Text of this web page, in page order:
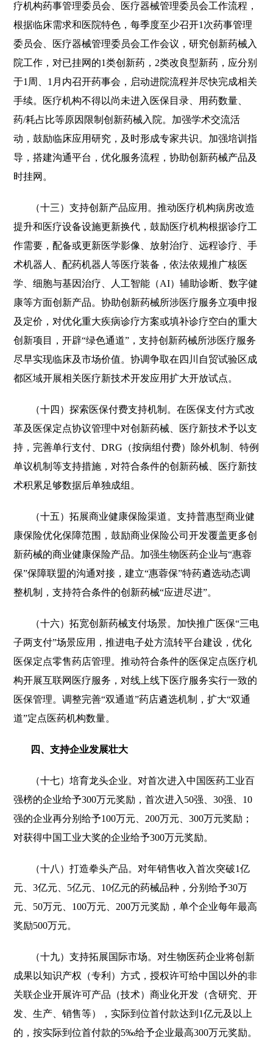
疗机构药事管理委员会、医疗器械管理委员会工作流程，
根据临床需求和医院特色，每季度至少召开1次药事管理
委员会、医疗器械管理委员会工作会议，研究创新药械入
院工作，对已挂网的1类创新药，2类改良型新药，应分别
于1周、1月内召开药事会，启动进院流程并尽快完成相关
手续。医疗机构不得以尚未进入医保目录、用药数量、
药/耗占比等原因限制创新药械入院。加强学术交流活
动，鼓励临床应用研究，及时形成专家共识。加强培训指
导，搭建沟通平台，优化服务流程，协助创新药械产品及
时挂网。
（十三）支持创新产品应用。推动医疗机构病房改造
提升和医疗设备设施更新换代，鼓励医疗机构根据诊疗工
作需要，配备或更新医学影像、放射治疗、远程诊疗、手
术机器人、配药机器人等医疗装备，依法依规推广核医
学、细胞与基因治疗、人工智能（AI）辅助诊断、数字健
康等方面创新产品。协助创新药械所涉医疗服务立项申报
及定价，对优化重大疾病诊疗方案或填补诊疗空白的重大
创新项目，开辟“绿色通道”，支持创新药械所涉医疗服务
尽早实现临床及市场价值。协调争取在四川自贸试验区成
都区域开展相关医疗新技术开发应用扩大开放试点。
（十四）探索医保付费支持机制。在医保支付方式改
革及医保定点协议管理中对创新药械、医疗新技术予以支
持，完善单行支付、DRG（按病组付费）除外机制、特例
单议机制等支持措施，对符合条件的创新药械、医疗新技
术积累足够数据后单独成组。
（十五）拓展商业健康保险渠道。支持普惠型商业健
康保险优化保障范围，鼓励商业保险公司开发覆盖更多创
新药械的商业健康保险产品。加强生物医药企业与“惠蓉
保”保障联盟的沟通对接，建立“惠蓉保”特药遴选动态调
整机制，支持符合条件的创新药械“应进尽进”。
（十六）拓宽创新药械支付场景。加快推广医保“三电
子两支付”场景应用，推进电子处方流转平台建设，优化
医保定点零售药店管理。推动符合条件的医保定点医疗机
构开展互联网医疗服务，对线上线下医疗服务实行一致的
医保管理。调整完善“双通道”药店遴选机制，扩大“双通
道”定点医药机构数量。
四、支持企业发展壮大
（十七）培育龙头企业。对首次进入中国医药工业百
强榜的企业给予300万元奖励，首次进入50强、30强、10
强的企业再分别给予100万元、200万元、300万元奖励；
对获得中国工业大奖的企业给予300万元奖励。
（十八）打造拳头产品。对年销售收入首次突破1亿
元、3亿元、5亿元、10亿元的药械品种，分别给予30万
元、50万元、100万元、200万元奖励，单个企业每年最高
奖励500万元。
（十九）支持拓展国际市场。对生物医药企业将创新
成果以知识产权（专利）方式，授权许可给中国以外的非
关联企业开展许可产品（技术）商业化开发（含研究、开
发、生产、销售等），实际到位首付款达到1亿元及以上
的，按实际到位首付款的5‰给予企业最高300万元奖励。